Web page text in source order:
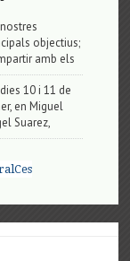
objectius;
amb els
10 i 11 de
en Miguel
Suarez,